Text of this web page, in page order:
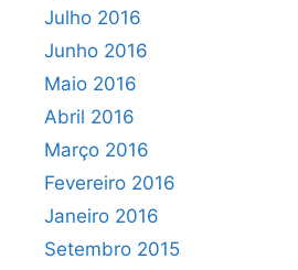
Julho 2016
Junho 2016
Maio 2016
Abril 2016
Março 2016
Fevereiro 2016
Janeiro 2016
Setembro 2015